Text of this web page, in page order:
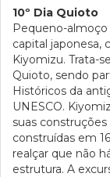
10º Dia Quioto
Pequeno-almoço
capital japonesa,
Kiyomizu. Trata-
Quioto, sendo
Históricos da
UNESCO.
suas
construídas em
realçar que não
estrutura. A